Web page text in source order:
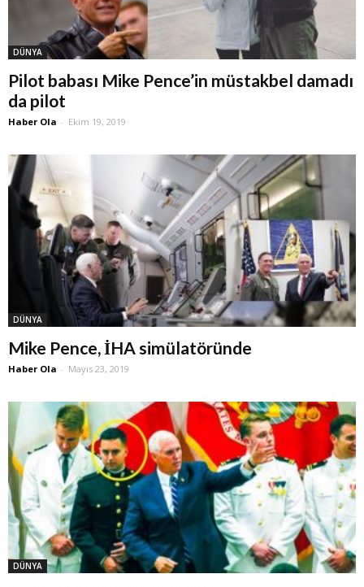
DÜNYA
Pilot babası Mike Pence’in müstakbel damadı
da pilot
Haber Ola - Ekim 19, 2019
DÜNYA
Mike Pence, İHA simülatöründe
Haber Ola - Mayıs 23, 2019
DÜNYA